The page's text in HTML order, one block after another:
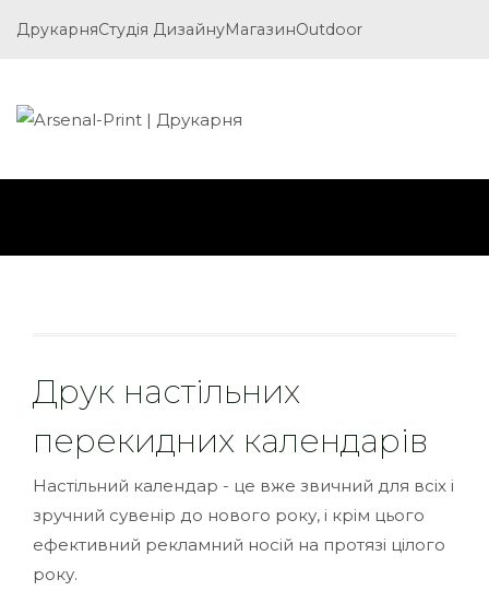
ДрукарняСтудія ДизайнуМагазинOutdoor
Друк настільних
перекидних календарів
Настільний календар - це вже звичний для всіх і
зручний сувенір до нового року, і крім цього
ефективний рекламний носій на протязі цілого
року.